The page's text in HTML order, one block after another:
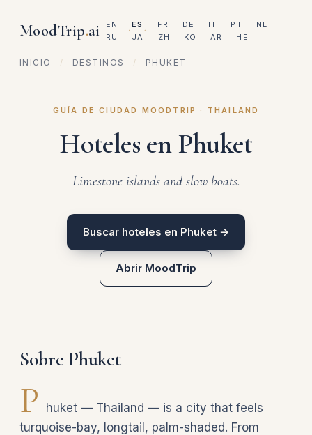
MoodTrip.ai EN ES FR DE IT PT
NL
RU
JA ZH KO AR HE
INICIO / DESTINOS / PHUKET
GUÍA DE CIUDAD MOODTRIP · THAILAND
Hoteles en Phuket
Limestone islands and slow boats.
Buscar hoteles en Phuket →
Abrir MoodTrip
Sobre Phuket
P
huket — Thailand — is a city that feels
turquoise-bay, longtail, palm-shaded. From